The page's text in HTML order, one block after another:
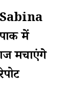
में
मचाएंगे